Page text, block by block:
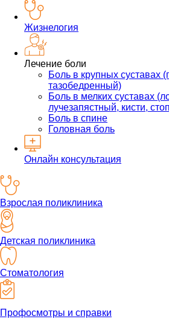
Жизнелогия
Лечение боли
Боль в крупных суставах
тазобедренный)
Боль в мелких суставах
лучезапястный, кисти,
Боль в спине
Головная боль
Онлайн консультация
Взрослая поликлиника
Детская поликлиника
Стоматология
Профосмотры и справки